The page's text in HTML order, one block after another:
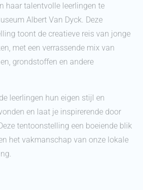
haar talentvolle leerlingen te
Albert Van Dyck. Deze
toont de creatieve reis van jonge
met een verrassende mix van
grondstoffen en andere
leerlingen hun eigen stijl en
en laat je inspirerende door
tentoonstelling een boeiende blik
het vakmanschap van onze lokale